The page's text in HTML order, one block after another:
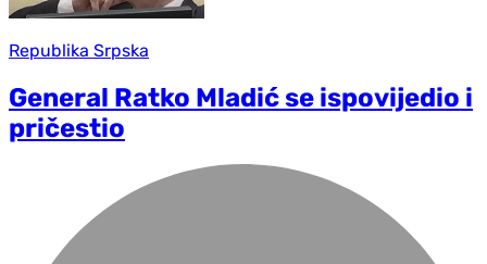
Republika Srpska
General Ratko Mladić se ispovijedio i
pričestio